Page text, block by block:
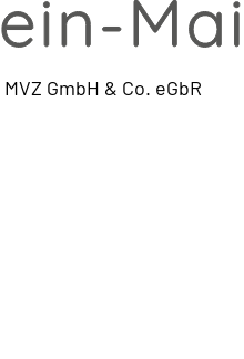
GmbH & Co. eGbR